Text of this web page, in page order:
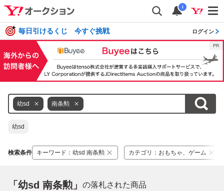
i
毎日引けるくじ 今すぐ挑戦 ログイン
幼sd 南条勲
幼sd
検索条件 キーワード ： 幼sd 南条勲 カテゴリ ： おもちゃ、ゲーム
「幼sd 南条勲」 の落札された商品